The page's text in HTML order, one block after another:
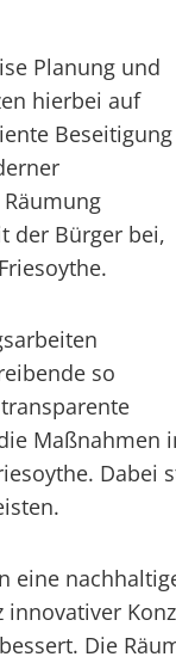
Planung und
hierbei auf
Beseitigung
der Bürger bei,
so
Die